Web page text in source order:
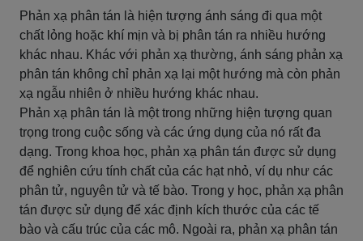
Phản xạ phân tán là hiện tượng ánh sáng đi qua một
chất lỏng hoặc khí mịn và bị phân tán ra nhiều hướng
khác nhau. Khác với phản xạ thường, ánh sáng phản xạ
phân tán không chỉ phản xạ lại một hướng mà còn phản
xạ ngẫu nhiên ở nhiều hướng khác nhau.
Phản xạ phân tán là một trong những hiện tượng quan
trọng trong cuộc sống và các ứng dụng của nó rất đa
dạng. Trong khoa học, phản xạ phân tán được sử dụng
để nghiên cứu tính chất của các hạt nhỏ, ví dụ như các
phân tử, nguyên tử và tế bào. Trong y học, phản xạ phân
tán được sử dụng để xác định kích thước của các tế
bào và cấu trúc của các mô. Ngoài ra, phản xạ phân tán